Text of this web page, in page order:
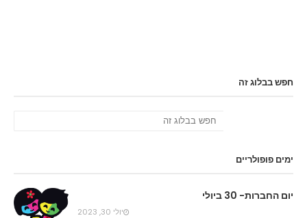
חפש בבלוג זה
ימים פופולריים
יום החברות- 30 ביולי
יולי 30, 2023